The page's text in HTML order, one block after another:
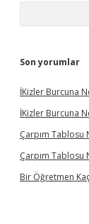
Son yorumlar
İKizler Burcuna
İKizler Burcuna
Çarpım Tablosu
Çarpım Tablosu
Bir Öğretmen